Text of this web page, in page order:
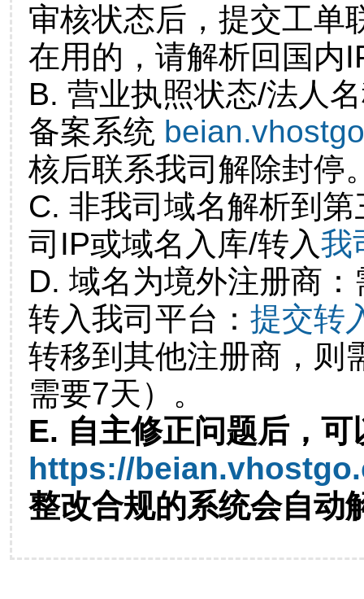
审核状态后，提交工单
在用的，请解析回国内
B. 营业执照状态/法人
备案系统
核后联系我司解除封停
C. 非我司域名解析到
司IP或域名入库/转入我
D. 域名为境外注册商
转入我司平台： 提交转
转移到其他注册商，则
需要7天）。
E. 自主修正问题后，可
https://
整改合规的系统会自动